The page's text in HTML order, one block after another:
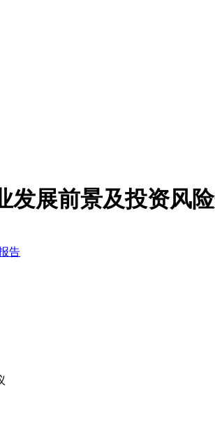
发展前景及投资风
告